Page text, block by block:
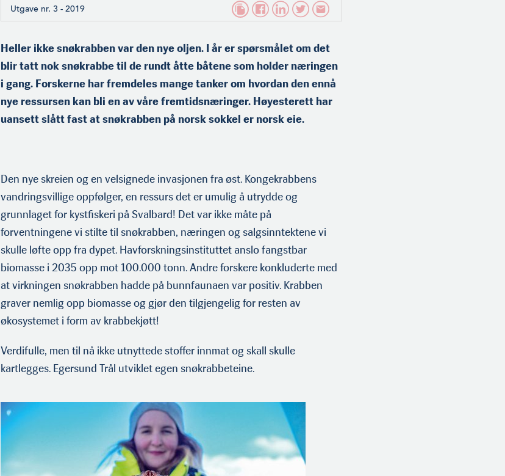
Utgave nr. 3 - 2019
Heller ikke snøkrabben var den nye oljen. I år er spørsmålet om det
blir tatt nok snøkrabbe til de rundt åtte båtene som holder næringen
i gang. Forskerne har fremdeles mange tanker om hvordan den ennå
nye ressursen kan bli en av våre fremtidsnæringer. Høyesterett har
uansett slått fast at snøkrabben på norsk sokkel er norsk eie.
Den nye skreien og en velsignede invasjonen fra øst. Kongekrab­bens
vandringsvillige oppfølger, en ressurs det er umulig å utrydde og
grunnlaget for kystfiskeri på Svalbard! Det var ikke måte på
forventningene vi stilte til snøkrabben, næringen og salgsinntektene vi
skulle løfte opp fra dypet. Havforskningsin­stituttet anslo fangstbar
biomasse i 2035 opp mot 100.000 tonn. Andre forskere konkluderte med
at virkningen snøkrabben hadde på bunnfaunaen var positiv. Krabben
graver nemlig opp biomasse og gjør den tilgjengelig for resten av
økosystemet i form av krab­bekjøtt!
Verdifulle, men til nå ikke utnyttede stoffer innmat og skall skulle
kartlegges. Egersund Trål utviklet egen snøkrabbe­teine.